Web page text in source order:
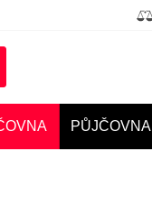
PŮJČOVNA